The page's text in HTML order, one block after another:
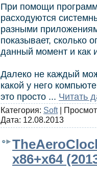
При помощи
расходуются
разными
показывает, сколько
данный момент и как
Далеко не каждый
какой у него
это просто ... Читать
Категория: Soft|
Дата: 12.08.2013
x86+x64